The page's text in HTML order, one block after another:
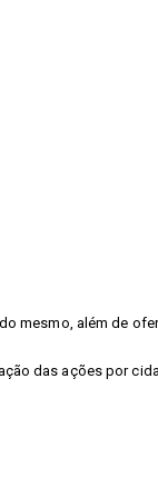
mesmo, além de
das ações por